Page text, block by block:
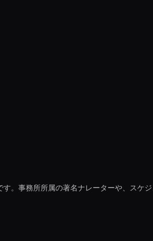
。事務所所属の著名ナレーターや、スケ